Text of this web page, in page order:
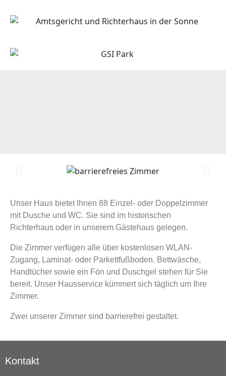
Unser Haus bietet Ihnen 88 Einzel- oder Doppelzimmer
mit Dusche und WC. Sie sind im historischen
Richterhaus oder in unserem Gästehaus gelegen.
Die Zimmer verfügen alle über kostenlosen WLAN-
Zugang, Laminat- oder Parkettfußboden. Bettwäsche,
Handtücher sowie ein Fön und Duschgel stehen für Sie
bereit. Unser Hausservice kümmert sich täglich um Ihre
Zimmer.
Zwei unserer Zimmer sind barrierefrei gestaltet.
Kontakt